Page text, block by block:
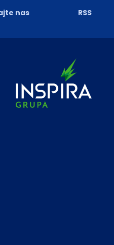
nas RSS